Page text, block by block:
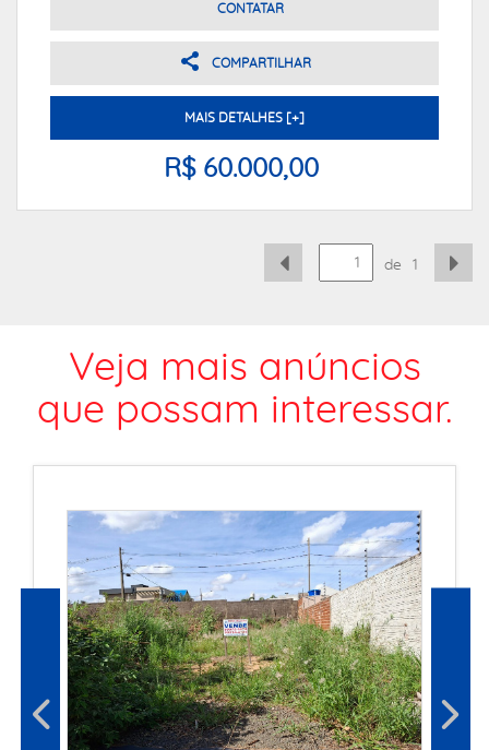
CONTATAR
COMPARTILHAR
MAIS DETALHES [+]
R$ 60.000,00
de 1
Veja mais anúncios
que possam interessar.